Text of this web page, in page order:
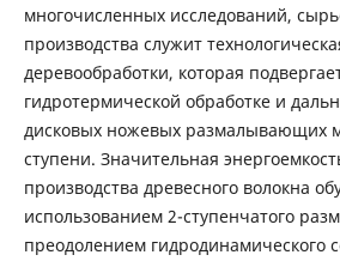
многочисленных исследований,
производства служит
деревообработки, которая
гидротермической обработке и
дисковых ножевых размалывающих
ступени. Значительная
производства древесного волокна
использованием 2-ступенчатого
преодолением гидродинамического